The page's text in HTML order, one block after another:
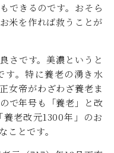
できるのです。おそら
米を作れば救うことが
さです。美濃というと
す。特に養老の湧き水
女帝がわざわざ養老ま
で年号も「養老」と改
老改元1300年」のお
ことです。